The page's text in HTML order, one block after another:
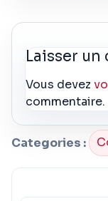
Laisser
Vous devez
commentaire.
Categories :